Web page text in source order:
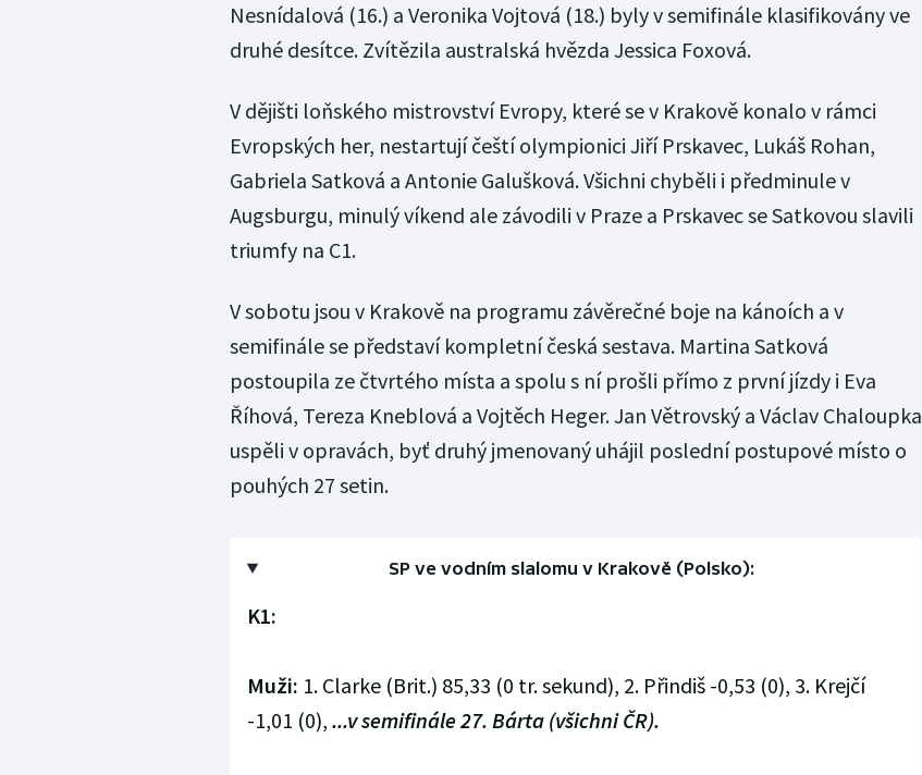
Nesnídalová (16.) a Veronika Vojtová (18.) byly v semifinále klasifikovány ve
druhé desítce. Zvítězila australská hvězda Jessica Foxová.
V dějišti loňského mistrovství Evropy, které se v Krakově konalo v rámci
Evropských her, nestartují čeští olympionici Jiří Prskavec, Lukáš Rohan,
Gabriela Satková a Antonie Galušková. Všichni chyběli i předminule v
Augsburgu, minulý víkend ale závodili v Praze a Prskavec se Satkovou slavili
triumfy na C1.
V sobotu jsou v Krakově na programu závěrečné boje na kánoích a v
semifinále se představí kompletní česká sestava. Martina Satková
postoupila ze čtvrtého místa a spolu s ní prošli přímo z první jízdy i Eva
Říhová, Tereza Kneblová a Vojtěch Heger. Jan Větrovský a Václav Chaloupka
uspěli v opravách, byť druhý jmenovaný uhájil poslední postupové místo o
pouhých 27 setin.
SP ve vodním slalomu v Krakově (Polsko):
K1:
Muži: 1. Clarke (Brit.) 85,33 (0 tr. sekund), 2. Přindiš -0,53 (0), 3. Krejčí
-1,01 (0), ...v semifinále 27. Bárta (všichni ČR).